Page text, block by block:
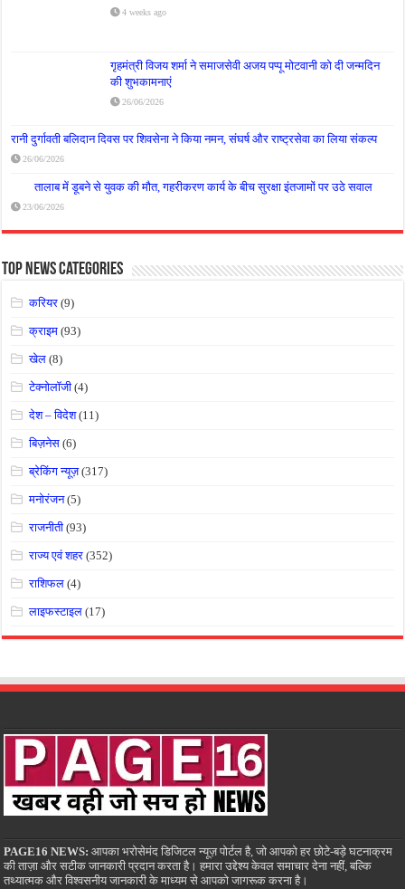
4 weeks ago
गृहमंत्री विजय शर्मा ने समाजसेवी अजय पप्पू मोटवानी को दी जन्मदिन
की शुभकामनाएं
26/06/2026
रानी दुर्गावती बलिदान दिवस पर शिवसेना ने किया नमन, संघर्ष और राष्ट्रसेवा का लिया संकल्प
26/06/2026
तालाब में डूबने से युवक की मौत, गहरीकरण कार्य के बीच सुरक्षा इंतजामों पर उठे सवाल
23/06/2026
Top News Categories
करियर (9)
क्राइम (93)
खेल (8)
टेक्नोलॉजी (4)
देश – विदेश(11)
बिज़नेस (6)
ब्रेकिंग न्यूज़(317)
मनोरंजन(5)
राजनीती (93)
राज्य एवं शहर (352)
राशिफल (4)
लाइफस्टाइल (17)
PAGE16 NEWS: आपका भरोसेमंद डिजिटल न्यूज़ पोर्टल है, जो आपको हर छोटे-बड़े घटनाक्रम
की ताज़ा और सटीक जानकारी प्रदान करता है। हमारा उद्देश्य केवल समाचार देना नहीं, बल्कि
तथ्यात्मक और विश्वसनीय जानकारी के माध्यम से आपको जागरूक करना है।